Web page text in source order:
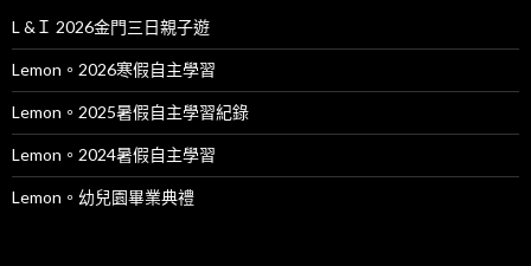
L &Ｉ 2026金門三日親子遊
Lemon。2026寒假自主學習
Lemon。2025暑假自主學習紀錄
Lemon。2024暑假自主學習
Lemon。幼兒園畢業典禮